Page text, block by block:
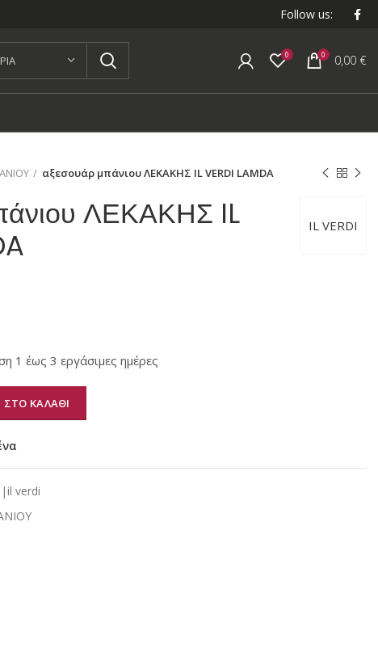
Follow us:
0 0 0,00 €
αξεσουάρ μπάνιου ΛΕΚΑΚΗΣ IL VERDI LAMDA
IL VERDI
ΛΕΚΑΚΗΣ IL
1 έως 3 εργάσιμες ημέρες
ΚΑΛΑΘΙ
verdi